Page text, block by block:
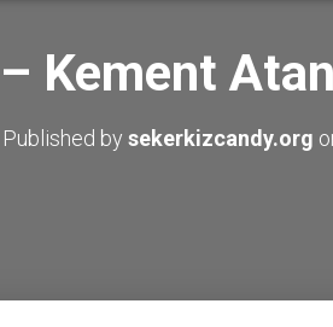
Kement
Published by sekerkizcandy.org